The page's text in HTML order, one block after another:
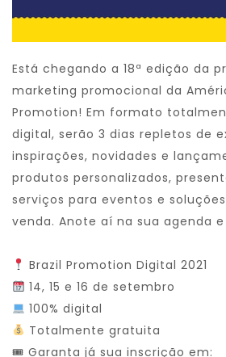
Está chegando a 18ª edição da
marketing promocional da
Promotion! Em formato
digital, serão 3 dias repletos de
inspirações, novidades e
produtos personalizados,
serviços para eventos e
venda. Anote aí na sua agenda
Brazil Promotion Digital 2021
14, 15 e 16 de setembro
100% digital
Totalmente gratuita
🎟 Garanta já sua inscrição em: